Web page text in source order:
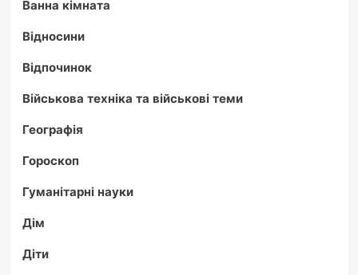
Ванна кімната
Відносини
Відпочинок
Військова техніка та військові теми
Географія
Гороскоп
Гуманітарні науки
Дім
Діти